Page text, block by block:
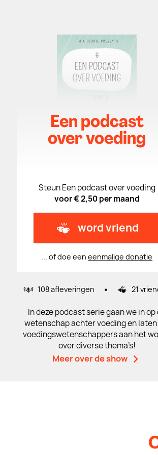
Een podcast
over voeding
Steun Een podcast over voeding
voor € 2,50 per maand
word vriend
... of doe eeneenmalige donatie
108 afleveringen • 21
In deze podcast serie gaan we in op
wetenschap achter voeding en
voedingswetenschappers aan het
over diverse thema’s!
Meer over de show